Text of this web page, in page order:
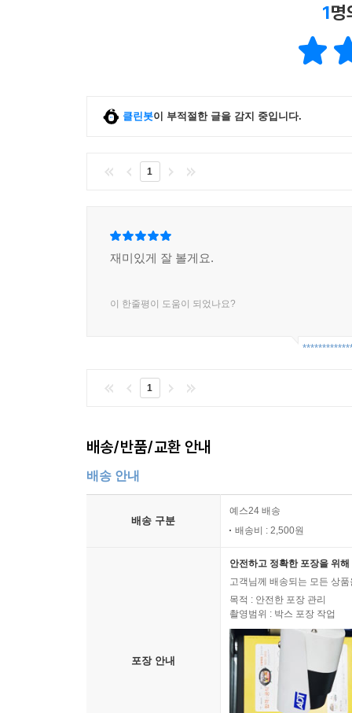
1명
클린봇이 부적절한 글을 감지 중입니다.
1
재미있게 잘 볼게요.
이 한줄평이 도움이 되었나요?
1
배송/반품/교환 안내
배송 안내
배송 구분
예스24 배송
배송비 : 2,500원
포장 안내
안전하고 정확한 포장을 위
고객님께 배송되는 모든 상
목적 : 안전한 포장 관리
촬영범위 : 박스 포장 작업